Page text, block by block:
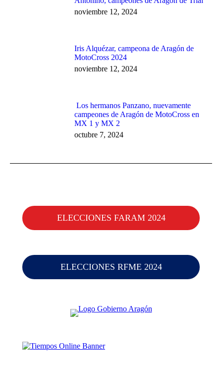
noviembre 12, 2024
Iris Alquézar, campeona de Aragón de
MotoCross 2024
noviembre 12, 2024
Los hermanos Panzano, nuevamente
campeones de Aragón de MotoCross en
MX 1 y MX 2
octubre 7, 2024
ELECCIONES FARAM 2024
ELECCIONES RFME 2024